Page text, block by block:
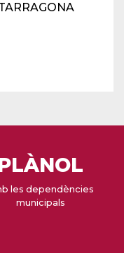
les dependències
municipals